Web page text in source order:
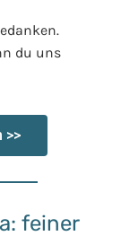
du uns
>>
feiner